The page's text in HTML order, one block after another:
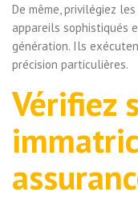
De même, privilégiez
appareils sophistiqués
génération. Ils
précision particulières.
Vérifiez